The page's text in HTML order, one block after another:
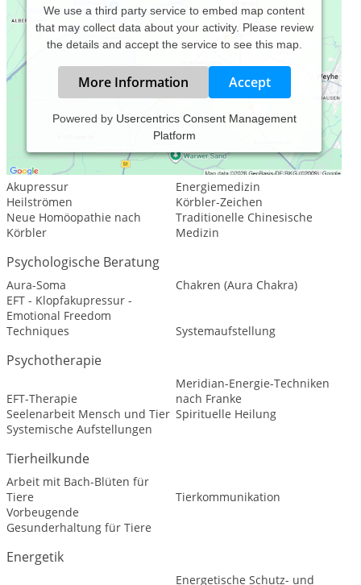
We use a third party service to embed map content
that may collect data about your activity. Please review
the details and accept the service to see this map.
More Information Accept
Powered by Usercentrics Consent Management
Platform
Traditionelle und komplementäre Medizin, Heilkunde
Akupressur
Energiemedizin
Heilströmen
Körbler-Zeichen
Neue Homöopathie nach
Körbler
Traditionelle Chinesische
Medizin
Psychologische Beratung
Aura-Soma
Chakren (Aura Chakra)
EFT - Klopfakupressur -
Emotional Freedom
Techniques
Systemaufstellung
Psychotherapie
EFT-Therapie
Meridian-Energie-Techniken
nach Franke
Seelenarbeit Mensch und Tier Spirituelle Heilung
Systemische Aufstellungen
Tierheilkunde
Arbeit mit Bach-Blüten für
Tiere
Tierkommunikation
Vorbeugende
Gesunderhaltung für Tiere
Energetik
Energetische Schutz- und